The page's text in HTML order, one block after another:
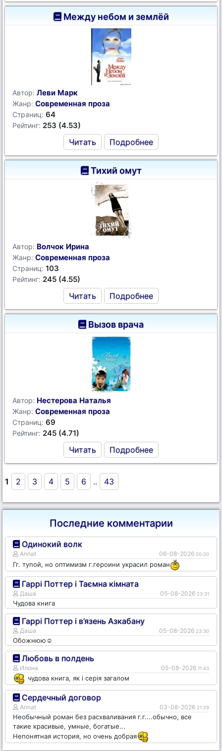
Между небом и землёй
Автор: Леви Марк
Жанр: Современная проза
Страниц: 64
Рейтинг: 253 (4.53)
Читать Подробнее
Тихий омут
Автор: Волчок Ирина
Жанр: Современная проза
Страниц: 103
Рейтинг: 245 (4.55)
Читать Подробнее
Вызов врача
Автор: Нестерова Наталья
Жанр: Современная проза
Страниц: 69
Рейтинг: 245 (4.71)
Читать Подробнее
1 2 3 4 5 6 .. 43
Последние комментарии
Одинокий волк
Annat 06-08-2026 00:00
Гг. тупой, но оптимизм г.героини украсил роман
Гаррі Поттер і Таємна кімната
Даша 05-08-2026 23:31
Чудова книга
Гаррі Поттер і в’язень Азкабану
Даша 05-08-2026 23:30
Обожнюю☺️
Любовь в полдень
Илона 05-08-2026 11:43
чудова книга, як і серія загалом
Сердечный договор
Annat 03-08-2026 21:29
Необычный роман без расхваливания г.г....обычно, все
такие красивые, умные, богатые...
Непонятная история, но очень добрая